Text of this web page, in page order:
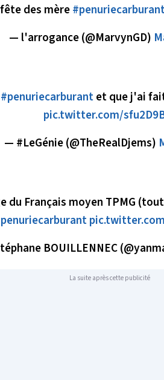
des mère
— l'arrogance (@MarvynGD)
#penuriecarburantet que j'ai
pic.twitter.com/
— #LeGénie (@TheRealDjems)
du Français moyen TPMG
BOUILLENNEC
La suite après cette publicité